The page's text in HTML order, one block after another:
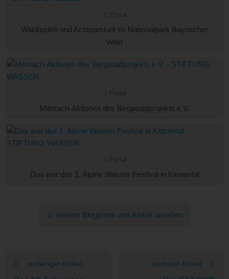
Waldbaden und Achtsamkeit im Nationalpark Bayrischer
Wald
Mitmach-Aktionen des Bergwaldprojekts e.V.
Das war das 1. Alpine Wasser Festival in Klostertal
weitere Blogposts und Artikel ansehen
vorheriger Artikel nächster Artikel